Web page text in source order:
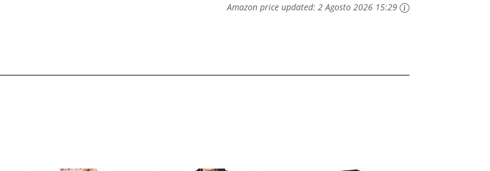
Amazon price updated: 2 Agosto 2026 15:29